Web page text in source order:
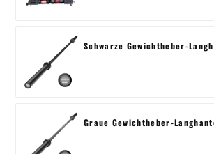
Schwarze Gewichtheber-
Graue Gewichtheber-